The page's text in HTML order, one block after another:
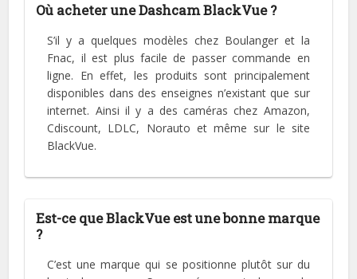
Où acheter une Dashcam BlackVue ?
S’il y a quelques modèles chez Boulanger et la
Fnac, il est plus facile de passer commande en
ligne. En effet, les produits sont principalement
disponibles dans des enseignes n’existant que sur
internet. Ainsi il y a des caméras chez Amazon,
Cdiscount, LDLC, Norauto et même sur le site
BlackVue.
Est-ce que BlackVue est une bonne marque
?
C’est une marque qui se positionne plutôt sur du